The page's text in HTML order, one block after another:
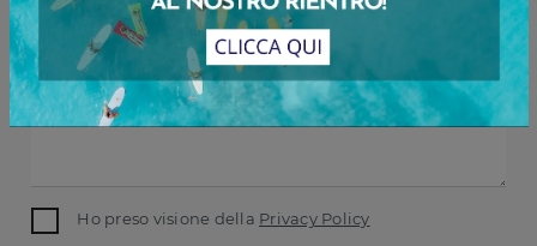
Ho preso visione della Privacy Policy